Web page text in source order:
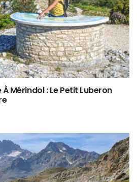
Mérindol : Le Petit Luberon